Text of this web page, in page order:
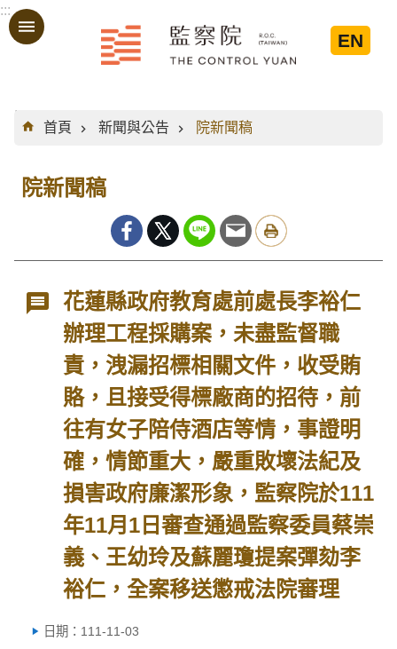
跳到主要內容區塊
:::
EN
:::
首頁
新聞與公告 院新聞稿
院新聞稿
花蓮縣政府教育處前處長李裕仁
辦理工程採購案，未盡監督職
責，洩漏招標相關文件，收受賄
賂，且接受得標廠商的招待，前
往有女子陪侍酒店等情，事證明
確，情節重大，嚴重敗壞法紀及
損害政府廉潔形象，監察院於111
年11月1日審查通過監察委員蔡崇
義、王幼玲及蘇麗瓊提案彈劾李
裕仁，全案移送懲戒法院審理
日期：111-11-03